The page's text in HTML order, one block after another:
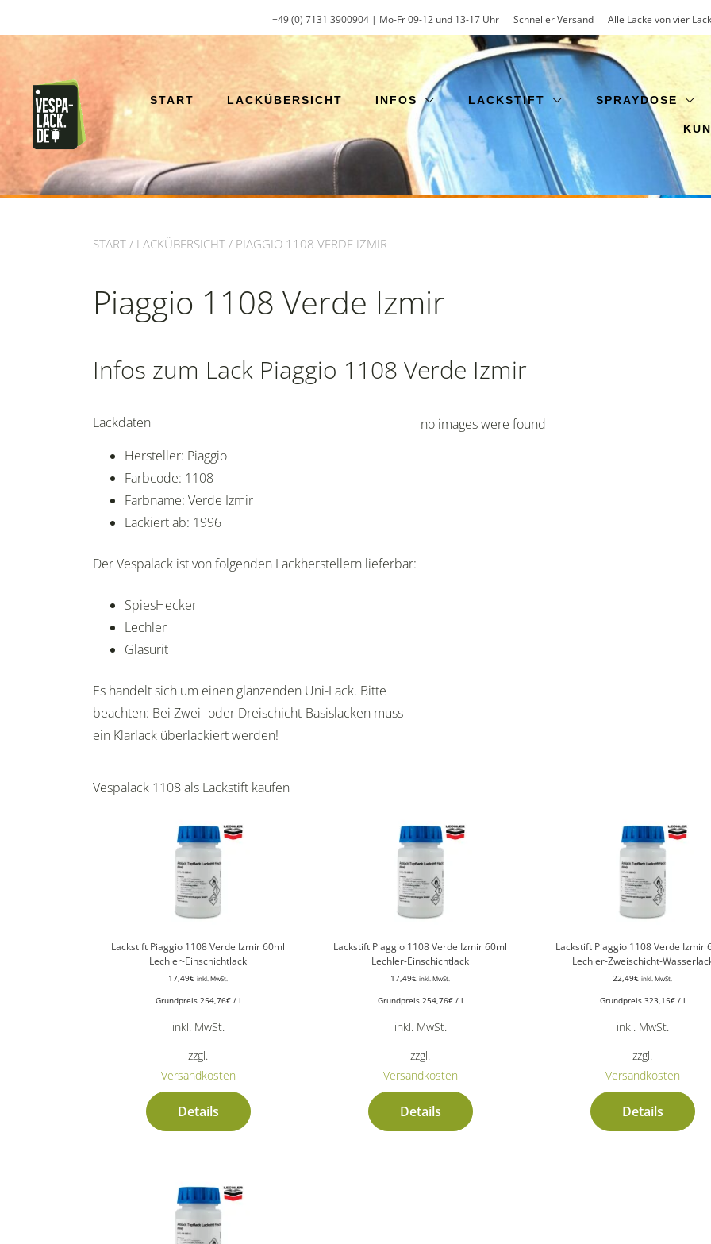
+49 (0) 7131 3900904 | Mo-Fr 09-12 und 13-17 Uhr Schneller Versand Alle Lacke von vier
START LACKÜBERSICHT INFOS LACKSTIFT SPRAYDOSE
START / LACKÜBERSICHT / PIAGGIO 1108 VERDE IZMIR
Piaggio 1108 Verde Izmir
Infos zum Lack Piaggio 1108 Verde Izmir
Lackdaten
Hersteller: Piaggio
Farbcode: 1108
Farbname: Verde Izmir
Lackiert ab: 1996
Der Vespalack ist von folgenden Lackherstellern lieferbar:
SpiesHecker
Lechler
Glasurit
Es handelt sich um einen glänzenden Uni-Lack. Bitte
beachten: Bei Zwei- oder Dreischicht-Basislacken muss
ein Klarlack überlackiert werden!
no images were found
Vespalack 1108 als Lackstift kaufen
Lackstift Piaggio 1108 Verde Izmir 60ml
Lechler-Einschichtlack
17,49€ inkl. MwSt.
Grundpreis 254,76€/ l
inkl. MwSt.
zzgl.
Versandkosten
Details
Lackstift Piaggio 1108 Verde Izmir 60ml
Lechler-Einschichtlack
17,49€ inkl. MwSt.
Grundpreis 254,76€/ l
inkl. MwSt.
zzgl.
Versandkosten
Details
Lackstift Piaggio 1108 Verde Izmir
Lechler-Zweischicht-
22,49€ inkl. MwSt.
Grundpreis 323,15€/ l
inkl. MwSt.
zzgl.
Versandkosten
Details